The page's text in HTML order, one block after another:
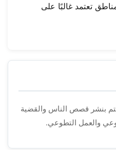
تعتمد غالبًا على
بنشر قصص الناس والقضية
والعمل التطوعي.